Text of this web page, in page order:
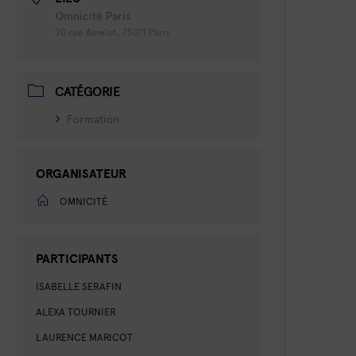
Omnicité Paris
CATÉGORIE
Formation
ORGANISATEUR
OMNICITÉ
PARTICIPANTS
ISABELLE SERAFIN
ALEXA TOURNIER
LAURENCE MARICOT